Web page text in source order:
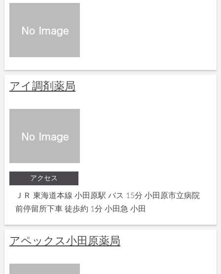
アイ調剤薬局
アクセス
ＪＲ 東海道本線 小田原駅 バス 15分 小田原市立病院
前停留所下車 徒歩約 1分 小田急 小田
アペックス小田原薬局